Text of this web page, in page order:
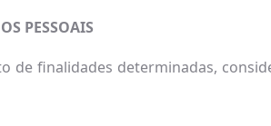
PESSOAIS
de finalidades determinadas,